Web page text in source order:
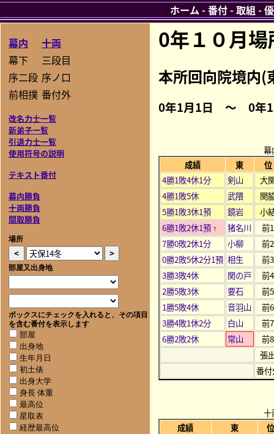
幕内
十両
幕下
三段目
序二段 序ノ口
前相撲 番付外
改名力士一覧
新弟子一覧
引退力士一覧
使用符号の説明
テキスト番付
幕内勝負
十両勝負
関取勝負
場所
部屋又出身地
ボックスにチェックを入れると、その項目
を含む番付を表示します
部屋
出身地
生年月日
初土俵
出身大学
身長 体重
最高位
星取表
経歴最高位
0年１０月場
本所回向院境内(
0年1月1日 ～ 0年1
幕
成績
東
位
4勝1敗4休1分
剣山
大
4勝1敗5休
武隈
関
5勝1敗3休1預
鏡岩
小
6勝1敗2休1預 ↑ 猪名川
前1
7勝0敗2休1分
小柳
前2
0勝2敗5休2分1預 相生
前3
3勝3敗4休
関の戸
前4
2勝5敗3休
要石
前5
1勝5敗4休
音羽山
前6
3勝4敗1休2分
白山
前7
6勝2敗2休
常山
前8
張
番付
十
成績
東
ホーム -番付-取組 -